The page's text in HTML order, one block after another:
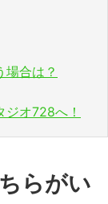
場合は？
オ728へ！
らがい